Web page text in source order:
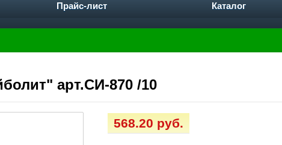
Прайс-лист Каталог
арт.СИ-870 /10
568.20 руб.